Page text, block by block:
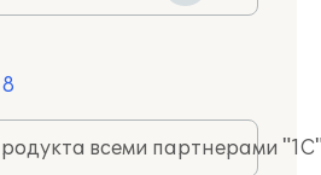
всеми партнерами